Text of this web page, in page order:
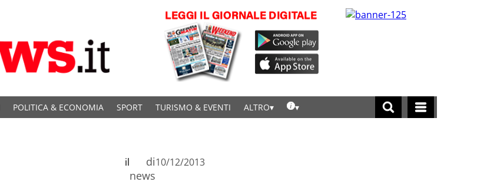
POLITICA & ECONOMIA SPORT TURISMO & EVENTI ALTRO
di
news
il 10/12/2013